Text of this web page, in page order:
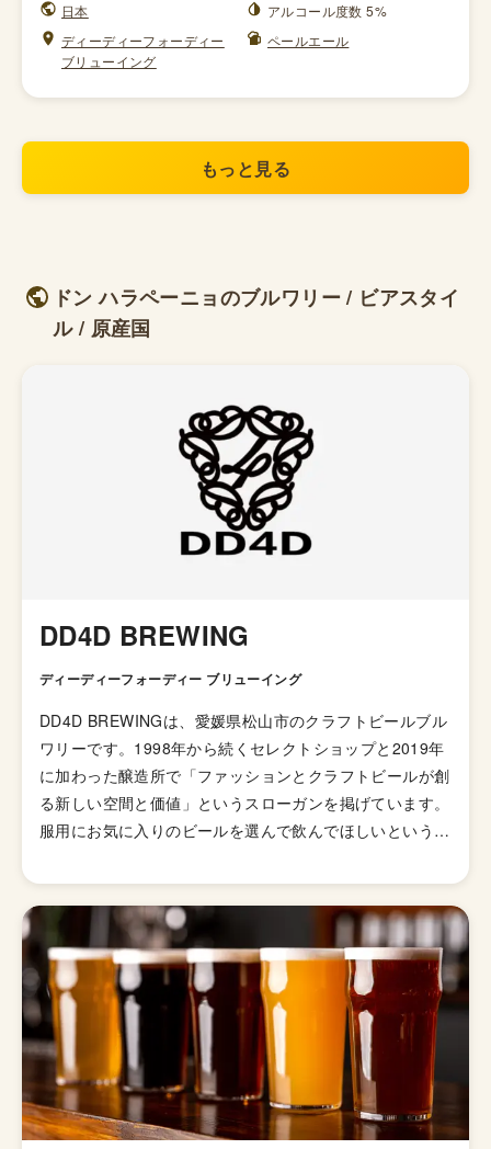
日本
アルコール度数 5%
ディーディーフォーディー
ブリューイング
ペールエール
もっと見る
ドン ハラペーニョのブルワリー / ビアスタイ
ル / 原産国
DD4D BREWING
ディーディーフォーディー ブリューイング
DD4D BREWINGは、愛媛県松山市のクラフトビールブル
ワリーです。1998年から続くセレクトショップと2019年
に加わった醸造所で「ファッションとクラフトビールが創
る新しい空間と価値」というスローガンを掲げています。
服用にお気に入りのビールを選んで飲んでほしいという想
のように、1. お客様目線 Customer is boss / 2. 革新、挑
戦 Innovation / 3. 継続的な成長 Continuous Growth / 4.
品行方正 Behave Well / 5. 世界基準 World Standard とい
う行動指針も定められています。 直接聞いたわけではな
いので定かではありませんが、DD4Dという名前に得に意
味はなく勢いで決めた名前なんだとか。